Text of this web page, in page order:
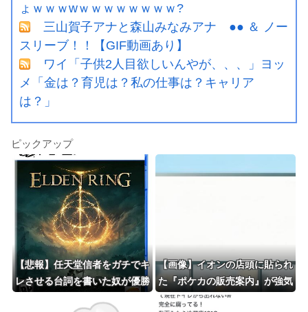
ょｗｗｗwｗｗｗｗｗｗｗｗ?
三山賀子アナと森山みなみアナ ●● ＆ ノー
スリーブ！！【GIF動画あり】
ワイ「子供2人目欲しいんやが、、、」ヨッ
メ「金は？育児は？私の仕事は？キャリア
は？」
ピックアップ
【悲報】任天堂信者をガチでキ
レさせる台詞を書いた奴が優勝
【画像】イオンの店頭に貼られ
た『ポケカの販売案内』が強気
すぎると話題にｗｗｗｗ